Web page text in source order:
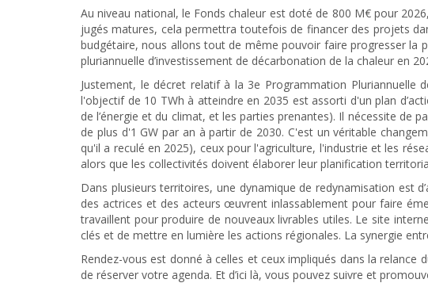
Au niveau national, le Fonds chaleur est doté de 800 M€ pour
jugés matures, cela permettra toutefois de financer des projets
budgétaire, nous allons tout de même pouvoir faire progresser la
pluriannuelle d’investissement de décarbonation de la chaleur en
Justement, le décret relatif à la 3e Programmation Pluriannuelle
l'objectif de 10 TWh à atteindre en 2035 est assorti d'un plan
de l’énergie et du climat, et les parties prenantes). Il nécessite de
de plus d'1 GW par an à partir de 2030. C'est un véritable
qu'il a reculé en 2025), ceux pour l'agriculture, l'industrie et les
alors que les collectivités doivent élaborer leur planification
Dans plusieurs territoires, une dynamique de redynamisation est
des actrices et des acteurs œuvrent inlassablement pour faire
travaillent pour produire de nouveaux livrables utiles. Le site
clés et de mettre en lumière les actions régionales. La synergie
Rendez-vous est donné à celles et ceux impliqués dans la relance
de réserver votre agenda. Et d’ici là, vous pouvez suivre et